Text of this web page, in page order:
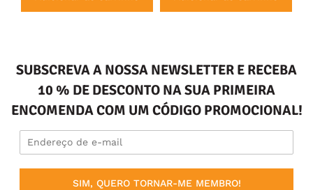
SUBSCREVA A NOSSA NEWSLETTER E RECEBA
10 % DE DESCONTO NA SUA PRIMEIRA
ENCOMENDA COM UM CÓDIGO PROMOCIONAL!
SIM, QUERO TORNAR-ME MEMBRO!